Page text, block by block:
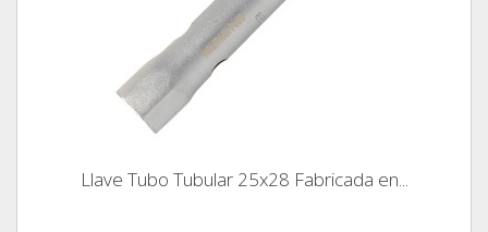
Llave Tubo Tubular 25x28 Fabricada en...